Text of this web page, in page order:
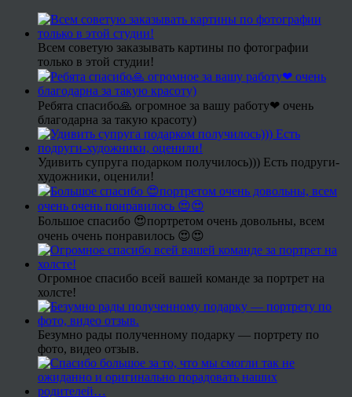
Всем советую заказывать картины по фотографии
только в этой студии!
Ребята спасибо🙏 огромное за вашу работу❤ очень
благодарна за такую красоту)
Удивить супруга подарком получилось))) Есть подруги-
художники, оценили!
Большое спасибо 😍портретом очень довольны, всем
очень очень понравилось 😍😍
Огромное спасибо всей вашей команде за портрет на
холсте!
Безумно рады полученному подарку — портрету по
фото, видео отзыв.